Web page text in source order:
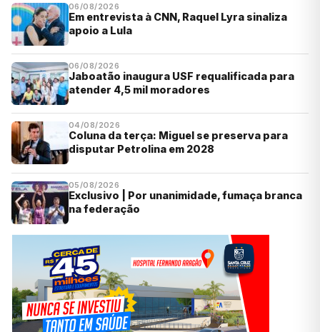
06/08/2026
Em entrevista à CNN, Raquel Lyra sinaliza
apoio a Lula
06/08/2026
Jaboatão inaugura USF requalificada para
atender 4,5 mil moradores
04/08/2026
Coluna da terça: Miguel se preserva para
disputar Petrolina em 2028
05/08/2026
Exclusivo | Por unanimidade, fumaça branca
na federação